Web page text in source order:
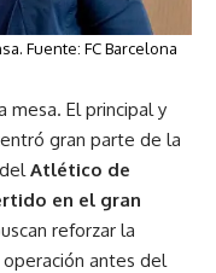
Fuente: FC Barcelona
mesa. El principal y
gran parte de la
Atlético de
en el gran
reforzar la
antes del